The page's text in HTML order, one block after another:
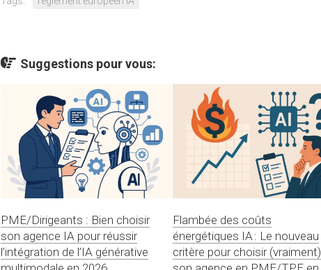
Suggestions pour vous:
PME/Dirigeants : Bien choisir
son agence IA pour réussir
l’intégration de l’IA générative
Flambée des coûts
énergétiques IA : Le nouveau
critère pour choisir (vraiment)